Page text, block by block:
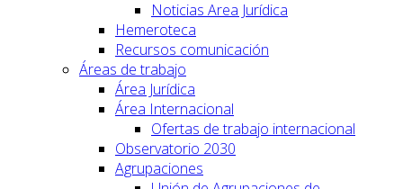
Noticias Area Jurídica
Hemeroteca
Recursos comunicación
Áreas de trabajo
Área Jurídica
Área Internacional
Ofertas de trabajo internacional
Observatorio 2030
Agrupaciones